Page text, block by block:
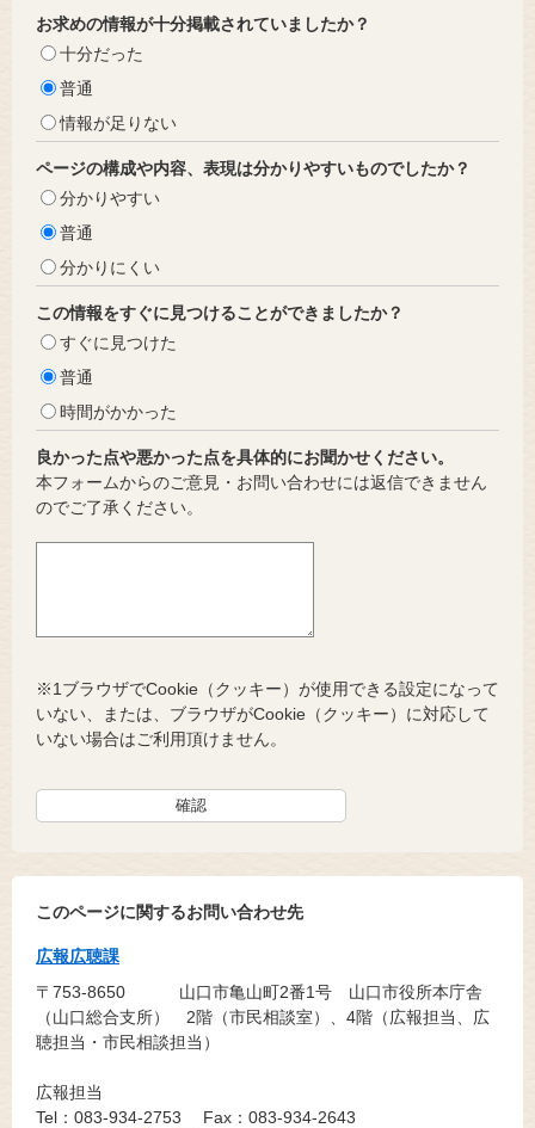
お求めの情報が十分掲載されていましたか？
十分だった
普通
情報が足りない
ページの構成や内容、表現は分かりやすいものでしたか？
分かりやすい
普通
分かりにくい
この情報をすぐに見つけることができましたか？
すぐに見つけた
普通
時間がかかった
良かった点や悪かった点を具体的にお聞かせください。
本フォームからのご意見・お問い合わせには返信できません
のでご了承ください。
※1ブラウザでCookie（クッキー）が使用できる設定になって
いない、または、ブラウザがCookie（クッキー）に対応して
いない場合はご利用頂けません。
このページに関するお問い合わせ先
広報広聴課
〒753-8650
山口市亀山町2番1号 山口市役所本庁舎
（山口総合支所） 2階（市民相談室）、4階（広報担当、広
聴担当・市民相談担当）
広報担当
Tel：083-934-2753
Fax：083-934-2643